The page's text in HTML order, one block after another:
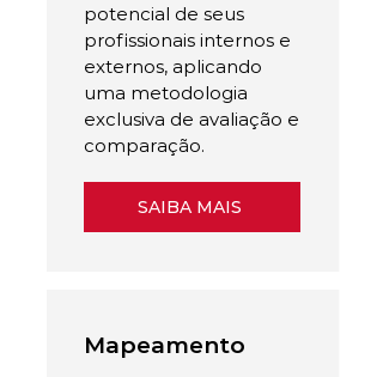
potencial de seus
profissionais internos e
externos, aplicando
uma metodologia
exclusiva de avaliação e
comparação.
SAIBA MAIS
Mapeamento